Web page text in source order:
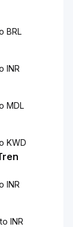
BRL
INR
MDL
KWD
INR
INR